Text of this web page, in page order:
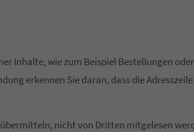
Inhalte, wie zum Beispiel Bestellungen
erkennen Sie daran, dass die
übermitteln, nicht von Dritten mitgelesen